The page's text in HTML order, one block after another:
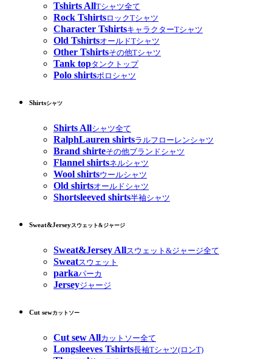
Tshirts AllTシャツ全て
Rock TshirtsロックTシャツ
Character TshirtsキャラクターTシャツ
Old TshirtsオールドTシャツ
Other Tshirtsその他Tシャツ
Tank topタンクトップ
Polo shirtsポロシャツ
Shirtsシャツ
Shirts Allシャツ全て
RalphLauren shirtsラルフローレンシャツ
Brand shirteその他ブランドシャツ
Flannel shirtsネルシャツ
Wool shirtsウールシャツ
Old shirtsオールドシャツ
Shortsleeved shirts半袖シャツ
Sweat&Jerseyスウェット&ジャージ
Sweat&Jersey Allスウェット&ジャージ全て
Sweatスウェット
parkaパーカ
Jerseyジャージ
Cut sewカットソー
Cut sew Allカットソー全て
Longsleeves Tshirts長袖Tシャツ(ロンT)